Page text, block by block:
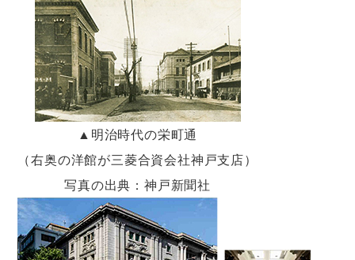
▲明治時代の栄町通
（右奥の洋館が三菱合資会社神戸支店）
写真の出典：神戸新聞社